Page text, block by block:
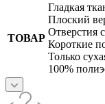
ТОВАР
Гладкая
Плоский
Отверстия
Короткие
Только
100%